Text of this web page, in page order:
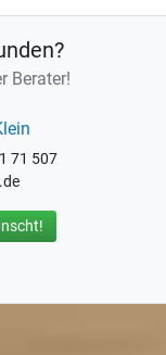
Berater!
71 507